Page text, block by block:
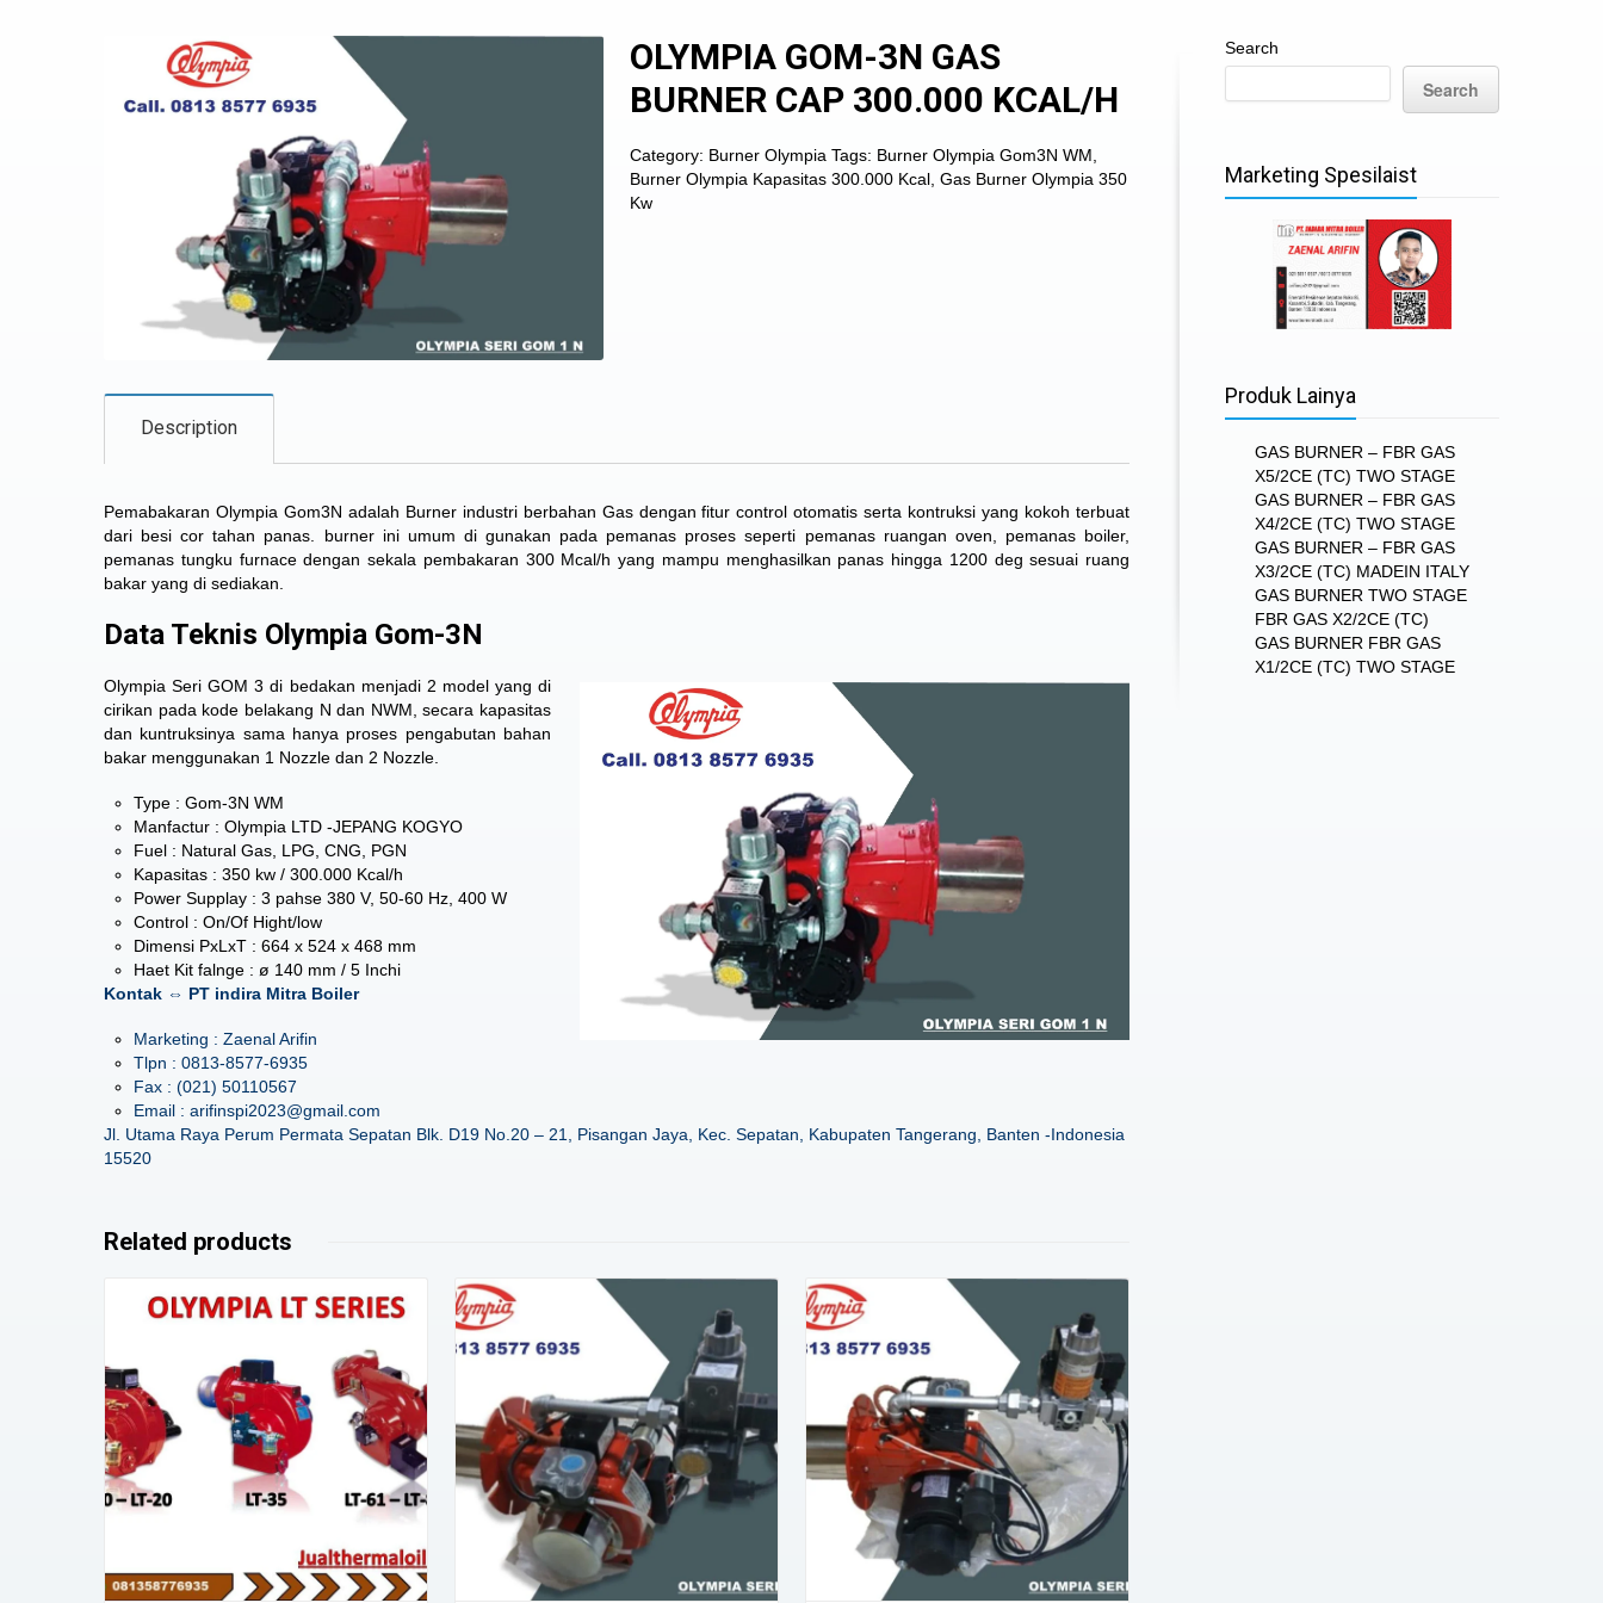
OLYMPIA GOM-3N GAS
BURNER CAP 300.000 KCAL/H
Category: Burner Olympia Tags: Burner Olympia Gom3N WM
Burner Olympia Kapasitas 300.000 Kcal ,Gas Burner Olympia 350
Kw
Description
Pemabakaran Olympia Gom3N adalah Burner industri berbahan Gas dengan fitur control otomatis serta kontruksi yang kokoh terbuat
dari besi cor tahan panas. burner ini umum di gunakan pada pemanas proses seperti pemanas ruangan oven, pemanas boiler,
pemanas tungku furnace dengan sekala pembakaran 300 Mcal/h yang mampu menghasilkan panas hingga 1200 deg sesuai ruang
bakar yang di sediakan.
Data Teknis Olympia Gom-3N
Olympia Seri GOM 3 di bedakan menjadi 2 model yang di
cirikan pada kode belakang N dan NWM, secara kapasitas
dan kuntruksinya sama hanya proses pengabutan bahan
bakar menggunakan 1 Nozzle dan 2 Nozzle.
Type : Gom-3N WM
Manfactur : Olympia LTD -JEPANG KOGYO
Fuel : Natural Gas, LPG, CNG, PGN
Kapasitas : 350 kw / 300.000 Kcal/h
Power Supplay : 3 pahse 380 V, 50-60 Hz, 400 W
Control : On/Of Hight/low
Dimensi PxLxT : 664 x 524 x 468 mm
Haet Kit falnge : ø 140 mm / 5 Inchi
Kontak ⇔ PT indira Mitra Boiler
Marketing : Zaenal Arifin
Tlpn : 0813-8577-6935
Fax : (021) 50110567
Email : arifinspi2023@gmail.com
Jl. Utama Raya Perum Permata Sepatan Blk. D19 No.20 – 21, Pisangan Jaya, Kec. Sepatan, Kabupaten Tangerang, Banten -Indonesia
15520
Related products
Search
Search
Marketing Spesilaist
Produk Lainya
GAS BURNER – FBR GAS
X5/2CE (TC) TWO STAGE
GAS BURNER – FBR GAS
X4/2CE (TC) TWO STAGE
GAS BURNER – FBR GAS
X3/2CE (TC) MADEIN ITALY
GAS BURNER TWO STAGE
FBR GAS X2/2CE (TC)
GAS BURNER FBR GAS
X1/2CE (TC) TWO STAGE